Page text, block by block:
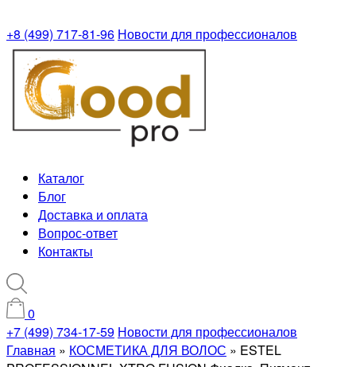
+8 (499) 717-81-96 Новости для профессионалов
Каталог
Блог
Доставка и оплата
Вопрос-ответ
Контакты
0
+7 (499) 734-17-59 Новости для профессионалов
Главная » КОСМЕТИКА ДЛЯ ВОЛОС » ESTEL